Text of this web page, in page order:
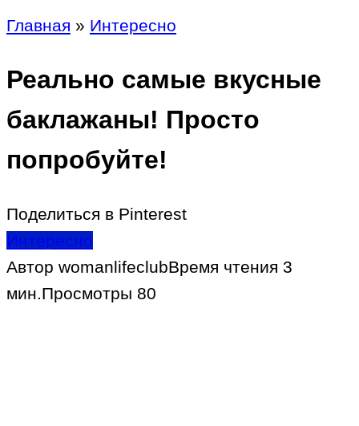
Главная » Интересно
Реально самые вкусные
баклажаны! Просто
попробуйте!
Поделиться в Pinterest
Интересно
Автор womanlifeclubВремя чтения 3
мин.Просмотры 80